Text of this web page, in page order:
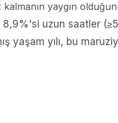
yaygın
uzun saatler
yaşam yılı, bu